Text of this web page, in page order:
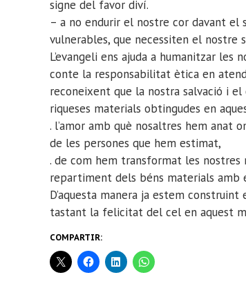
signe del favor diví.
– a no endurir el nostre cor davant el
vulnerables, que necessiten el nostre
L’evangeli ens ajuda a humanitzar les
conte la responsabilitat ètica en
reconeixent que la nostra salvació i
riqueses materials obtingudes en
. l’amor amb què nosaltres hem anat
de les persones que hem estimat,
. de com hem transformat les
repartiment dels béns materials amb
D’aquesta manera ja estem
tastant la felicitat del cel en aquest
COMPARTIR: